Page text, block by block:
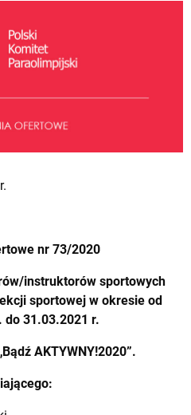
nr 73/2020
instruktorów sportowych
sportowej w okresie od
do 31.03.2021 r.
AKTYWNY!2020”.